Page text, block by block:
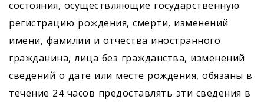
состояния, осуществляющие государственную
регистрацию рождения, смерти, изменений
имени, фамилии и отчества иностранного
гражданина, лица без гражданства, изменений
сведений о дате или месте рождения, обязаны в
течение 24 часов предоставлять эти сведения в